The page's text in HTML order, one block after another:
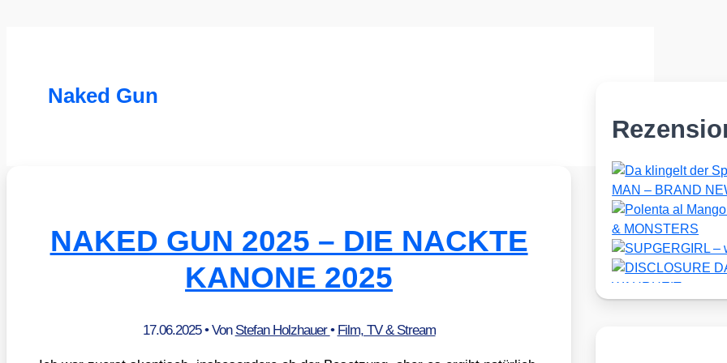
Naked Gun
NAKED GUN 2025 – DIE NACKTE
KANONE 2025
17.06.2025• Von Stefan Holzhauer• Film, TV & Stream